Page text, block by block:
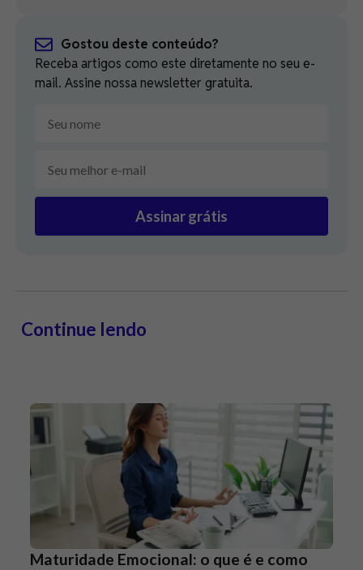
Gostou deste conteúdo?
Receba artigos como este diretamente no seu e-
mail. Assine nossa newsletter gratuita.
Assinar grátis
Continue lendo
Maturidade Emocional: o que é e como